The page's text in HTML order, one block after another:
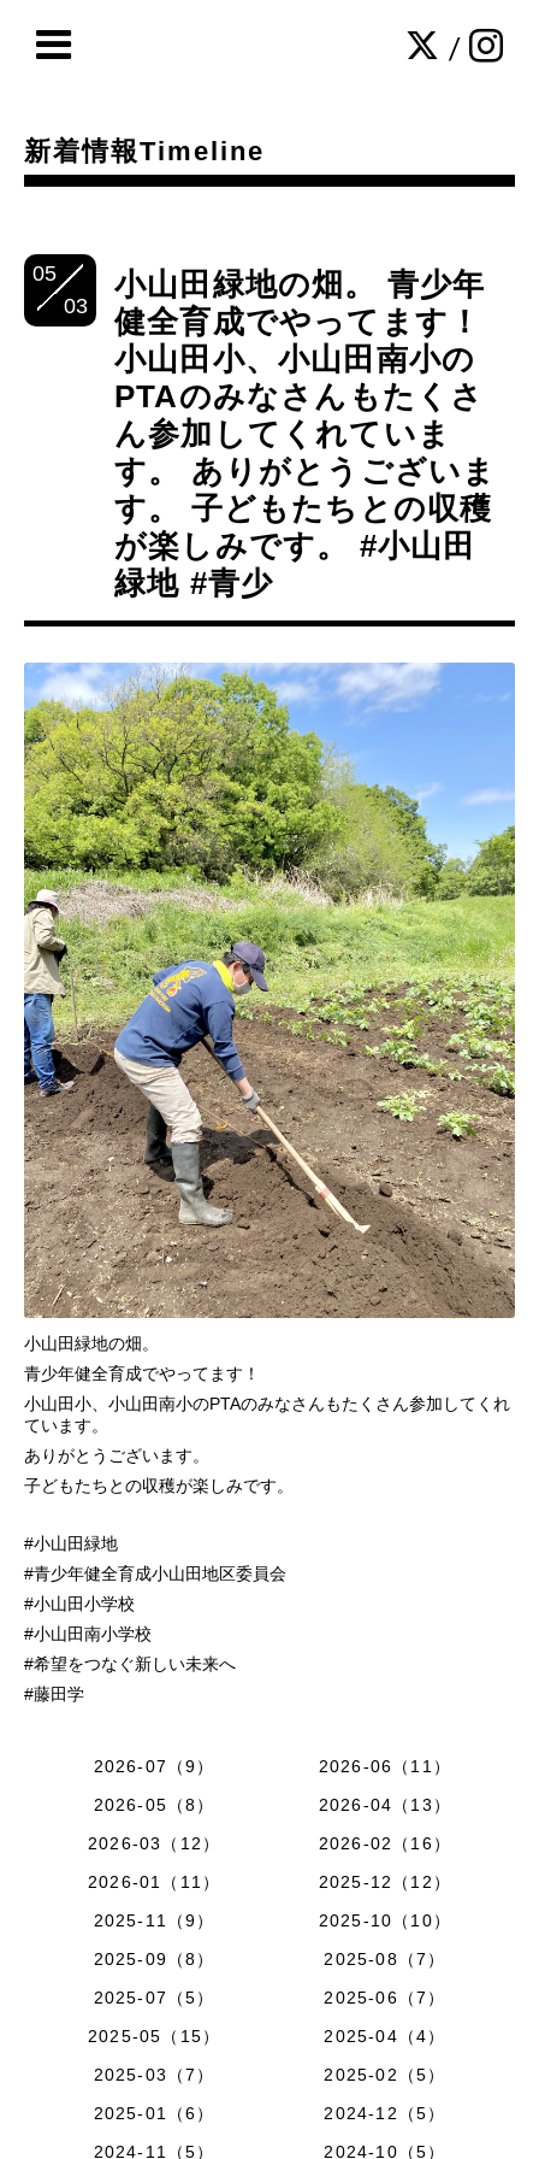
/
新着情報Timeline
05
03
小山田緑地の畑。 青少年
健全育成でやってます！
小山田小、小山田南小の
PTAのみなさんもたくさ
ん参加してくれていま
す。 ありがとうございま
す。 子どもたちとの収穫
が楽しみです。 #小山田
緑地 #青少
小山田緑地の畑。
青少年健全育成でやってます！
小山田小、小山田南小のPTAのみなさんもたくさん参加してくれ
ています。
ありがとうございます。
子どもたちとの収穫が楽しみです。
#小山田緑地
#青少年健全育成小山田地区委員会
#小山田小学校
#小山田南小学校
#希望をつなぐ新しい未来へ
#藤田学
2026-07（9）
2026-06（11）
2026-05（8）
2026-04（13）
2026-03（12）
2026-02（16）
2026-01（11）
2025-12（12）
2025-11（9）
2025-10（10）
2025-09（8）
2025-08（7）
2025-07（5）
2025-06（7）
2025-05（15）
2025-04（4）
2025-03（7）
2025-02（5）
2025-01（6）
2024-12（5）
2024-11（5）
2024-10（5）